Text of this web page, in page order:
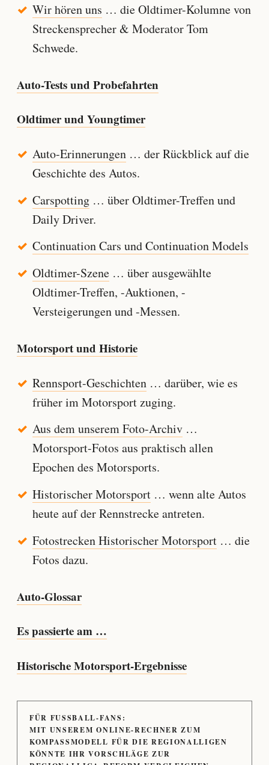
Wir hören uns … die Oldtimer-Kolumne von
Streckensprecher & Moderator Tom
Schwede.
Auto-Tests und Probefahrten
Oldtimer und Youngtimer
Auto-Erinnerungen… der Rückblick auf die
Geschichte des Autos.
Carspotting… über Oldtimer-Treffen und
Daily Driver.
Continuation Cars und Continuation Models
Oldtimer-Szene… über ausgewählte
Oldtimer-Treffen, -Auktionen, -
Versteigerungen und -Messen.
Motorsport und Historie
Rennsport-Geschichten… darüber, wie es
früher im Motorsport zuging.
Aus dem unserem Foto-Archiv…
Motorsport-Fotos aus praktisch allen
Epochen des Motorsports.
Historischer Motorsport… wenn alte Autos
heute auf der Rennstrecke antreten.
Fotostrecken Historischer Motorsport… die
Fotos dazu.
Auto-Glossar
Es passierte am …
Historische Motorsport-Ergebnisse
FÜR FUSSBALL-FANS:
MIT UNSEREM ONLINE-RECHNER ZUM
KOMPASSMODELL FÜR DIE REGIONALLIGEN
KÖNNTE IHR VORSCHLÄGE ZUR